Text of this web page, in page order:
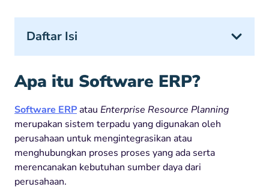
Apa itu Software ERP?
Software ERPatau Enterprise Resource Planning
merupakan sistem terpadu yang digunakan oleh
perusahaan untuk mengintegrasikan atau
menghubungkan proses proses yang ada serta
merencanakan kebutuhan sumber daya dari
perusahaan.
Daftar Isi